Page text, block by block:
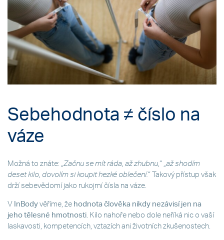
Sebehodnota ≠ číslo na
váze
Možná to znáte: „ Začnu se mít ráda, až zhubnu ,“ „ až shodím
deset kilo, dovolím si koupit hezké oblečení. “ Takový přístup však
drží sebevědomí jako rukojmí čísla na váze.
V InBody věříme, že hodnota člověka nikdy nezávisí jen na
jeho tělesné hmotnosti . Kilo nahoře nebo dole neříká nic o vaší
laskavosti, kompetencích, vztazích ani životních zkušenostech.